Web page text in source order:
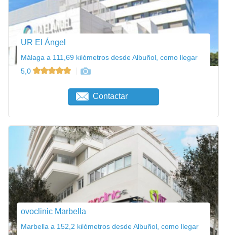
UR El Ángel
Málaga a 111,69 kilómetros desde Albuñol, como llegar
5,0
Contactar
ovoclinic Marbella
Marbella a 152,2 kilómetros desde Albuñol, como llegar